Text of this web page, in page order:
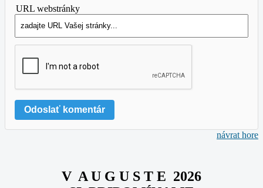
URL webstránky
návrat hore
V A U G U S T E 2026